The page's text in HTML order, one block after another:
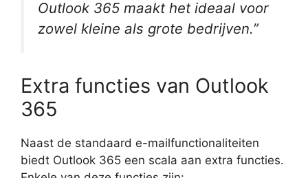
Outlook 365 maakt het ideaal voor
zowel kleine als grote bedrijven.”
Extra functies van Outlook
365
Naast de standaard e-mailfunctionaliteiten
biedt Outlook 365 een scala aan extra functies.